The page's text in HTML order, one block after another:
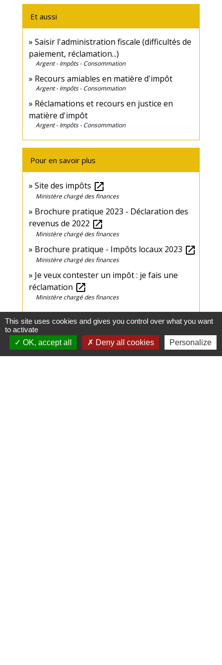
Et aussi
Saisir l'administration fiscale (difficultés de
paiement, réclamation...)
Argent - Impôts - Consommation
Recours amiables en matière d'impôt
Argent - Impôts - Consommation
Réclamations et recours en justice en
matière d'impôt
Argent - Impôts - Consommation
Pour en savoir plus
Site des impôts open_in_new
Ministère chargé des finances
Brochure pratique 2023 - Déclaration des
revenus de 2022 open_in_new
Ministère chargé des finances
Brochure pratique - Impôts locaux 2023 open_in_new
Ministère chargé des finances
Je veux contester un impôt : je fais une
réclamation open_in_new
Ministère chargé des finances
Signaler une erreur sur cette page
This site uses cookies and gives you control over what you want
to activate
OK, accept all
Deny all cookies Personalize